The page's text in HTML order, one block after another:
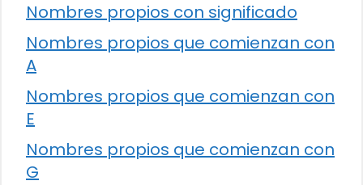
Nombres propios con significado
Nombres propios que comienzan con
A
Nombres propios que comienzan con
E
Nombres propios que comienzan con
G